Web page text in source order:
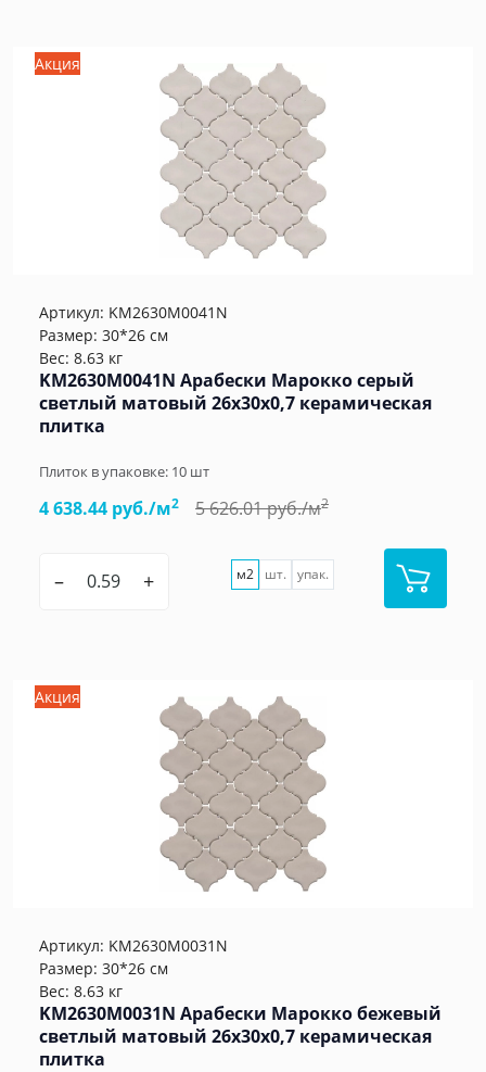
Акция
Артикул: KM2630M0041N
Размер: 30*26 см
Вес: 8.63 кг
KM2630M0041N Арабески Марокко серый
светлый матовый 26x30x0,7 керамическая
плитка
Плиток в упаковке: 10 шт
4 638.44 руб./м2 5 626.01 руб./м2
– + м2 шт. упак.
Акция
Артикул: KM2630M0031N
Размер: 30*26 см
Вес: 8.63 кг
KM2630M0031N Арабески Марокко бежевый
светлый матовый 26x30x0,7 керамическая
плитка